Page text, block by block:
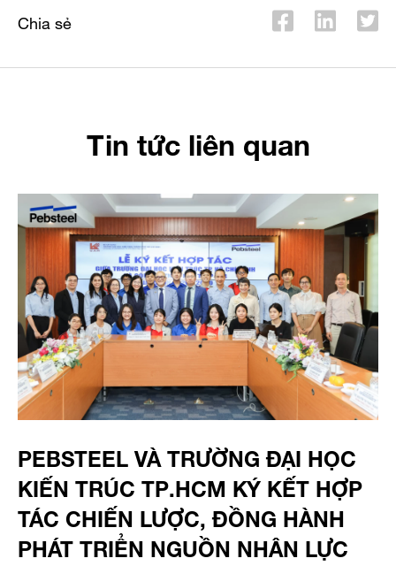
Chia sẻ
Tin tức liên quan
PEBSTEEL VÀ TRƯỜNG ĐẠI HỌC
KIẾN TRÚC TP.HCM KÝ KẾT HỢP
TÁC CHIẾN LƯỢC, ĐỒNG HÀNH
PHÁT TRIỂN NGUỒN NHÂN LỰC